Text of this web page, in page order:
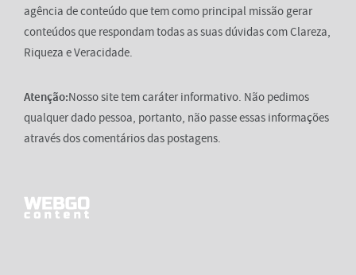
agência de conteúdo que tem como principal missão gerar
conteúdos que respondam todas as suas dúvidas com Clareza,
Riqueza e Veracidade.
Atenção:Nosso site tem caráter informativo. Não pedimos
qualquer dado pessoa, portanto, não passe essas informações
através dos comentários das postagens.